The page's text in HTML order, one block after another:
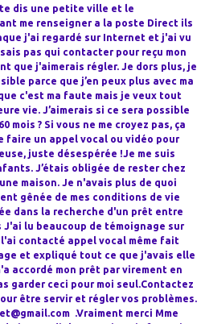
dis une petite ville et le
me renseigner a la poste Direct ils
j'ai regardé sur Internet et j'ai vu
pas qui contacter pour reçu mon
que j'aimerais régler. Je dors plus, je
parce que j’en peux plus avec ma
c'est ma faute mais je veux tout
vie. J’aimerais si ce sera possible
mois ? Si vous ne me croyez pas, ça
faire un appel vocal ou vidéo pour
juste désespérée !Je me suis
J’étais obligée de rester chez
maison. Je n'avais plus de quoi
gênée de mes conditions de vie
dans la recherche d'un prêt entre
J'ai lu beaucoup de témoignage sur
l'ai contacté appel vocal même fait
et expliqué tout ce que j'avais elle
accordé mon prêt par virement en
garder ceci pour moi seul.Contactez
être servir et régler vos problèmes.
.Vraiment merci Mme